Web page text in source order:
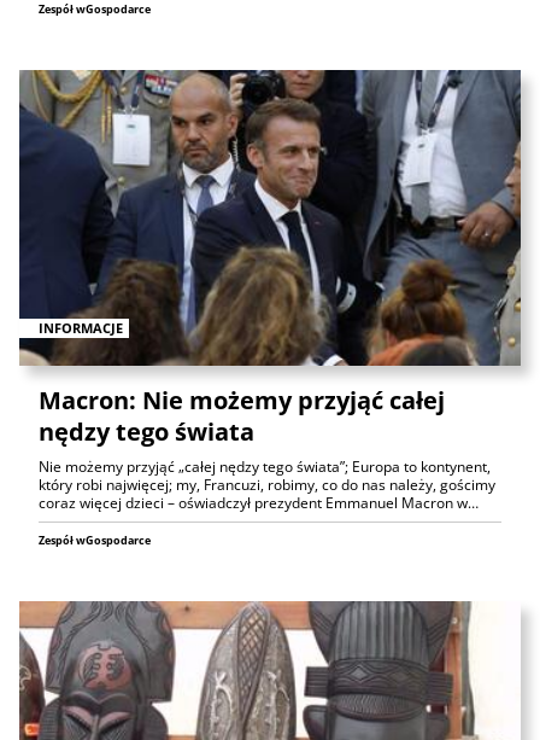
Zespół wGospodarce
INFORMACJE
Macron: Nie możemy przyjąć całej
nędzy tego świata
Nie możemy przyjąć „całej nędzy tego świata”; Europa to kontynent,
który robi najwięcej; my, Francuzi, robimy, co do nas należy, gościmy
coraz więcej dzieci – oświadczył prezydent Emmanuel Macron w…
Zespół wGospodarce